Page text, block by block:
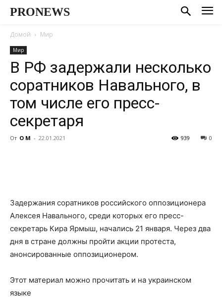
PRONEWS
Домой Мир
Мир
В РФ задержали несколько
соратников Навального, в
том числе его пресс-
секретаря
От О М - 22.01.2021 0
939
Задержания соратников российского оппозиционера
Алексея Навального, среди которых его пресс-
секретарь Кира Ярмыш, начались 21 января. Через два
дня в стране должны пройти акции протеста,
анонсированные оппозиционером.
Этот материал можно прочитать и на украинском
языке